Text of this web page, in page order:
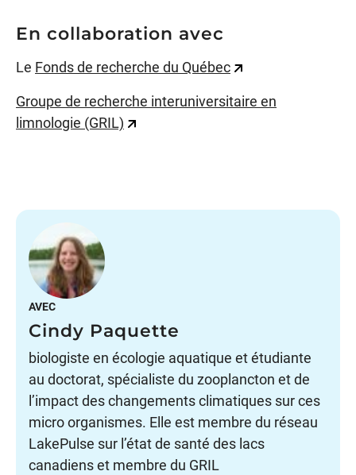
En collaboration avec
Le Fonds de recherche du Québec
Groupe de recherche interuniversitaire en
limnologie (GRIL)
AVEC
Cindy Paquette
biologiste en écologie aquatique et étudiante
au doctorat, spécialiste du zooplancton et de
l’impact des changements climatiques sur ces
micro organismes. Elle est membre du réseau
LakePulse sur l’état de santé des lacs
canadiens et membre du GRIL